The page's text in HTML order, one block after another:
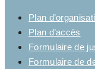
Plan
Plan d’accès
Formulaire de
Formulaire de